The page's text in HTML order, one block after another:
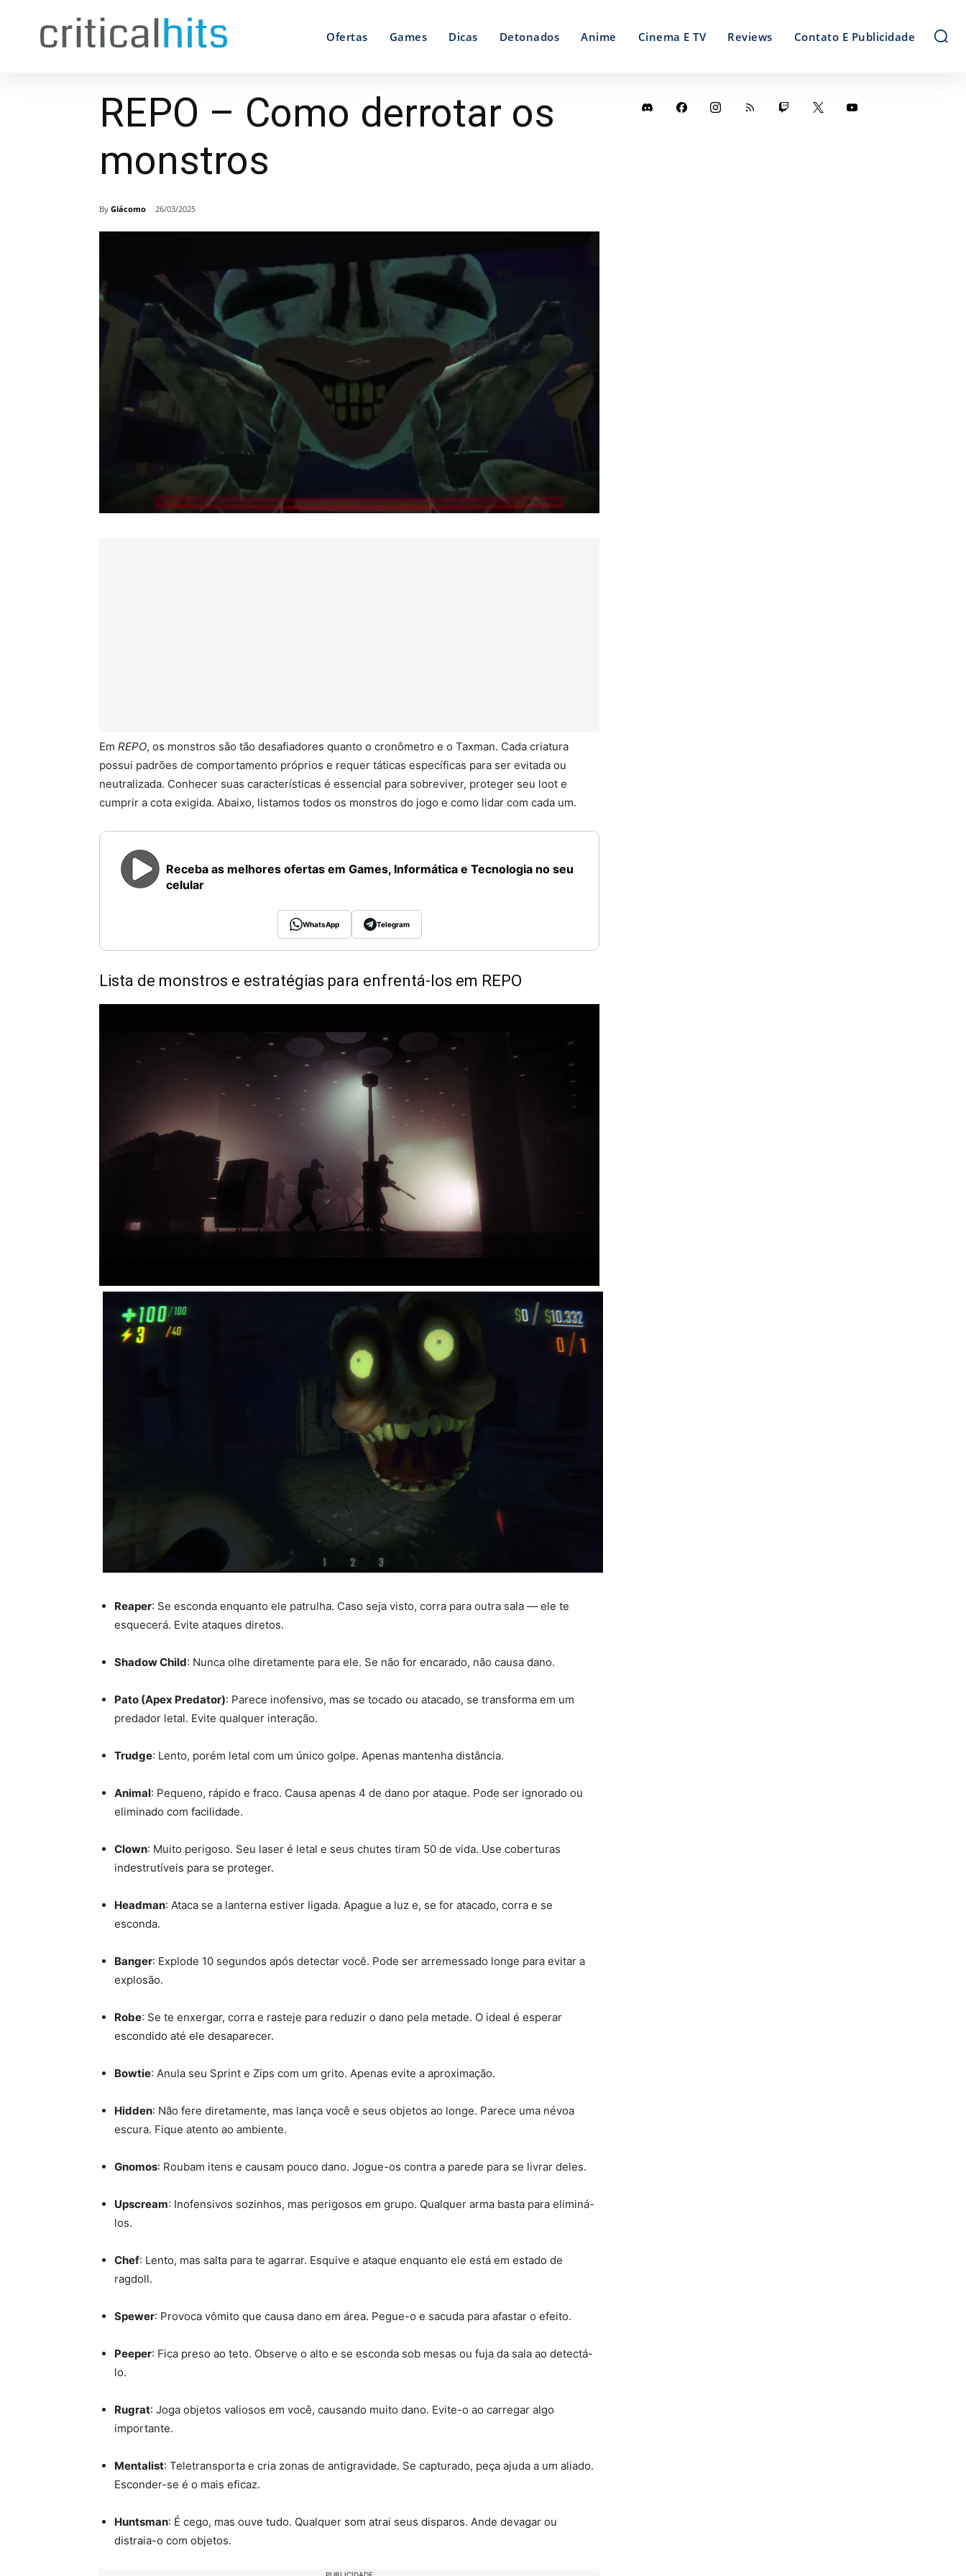
Ofertas Games Dicas Detonados Anime Cinema E TV Reviews Contato E Publicidade
REPO – Como derrotar os
monstros
By Giácomo 26/03/2025
Em REPO, os monstros são tão desafiadores quanto o cronômetro e o Taxman. Cada criatura
possui padrões de comportamento próprios e requer táticas específicas para ser evitada ou
neutralizada. Conhecer suas características é essencial para sobreviver, proteger seu loot e
cumprir a cota exigida. Abaixo, listamos todos os monstros do jogo e como lidar com cada um.
Receba as melhores ofertas em Games, Informática e Tecnologia no seu
celular
WhatsApp Telegram
Lista de monstros e estratégias para enfrentá-los em REPO
Reaper: Se esconda enquanto ele patrulha. Caso seja visto, corra para outra sala — ele te
esquecerá. Evite ataques diretos.
Shadow Child: Nunca olhe diretamente para ele. Se não for encarado, não causa dano.
Pato (Apex Predator): Parece inofensivo, mas se tocado ou atacado, se transforma em um
predador letal. Evite qualquer interação.
Trudge: Lento, porém letal com um único golpe. Apenas mantenha distância.
Animal: Pequeno, rápido e fraco. Causa apenas 4 de dano por ataque. Pode ser ignorado ou
eliminado com facilidade.
Clown: Muito perigoso. Seu laser é letal e seus chutes tiram 50 de vida. Use coberturas
indestrutíveis para se proteger.
Headman: Ataca se a lanterna estiver ligada. Apague a luz e, se for atacado, corra e se
esconda.
Banger: Explode 10 segundos após detectar você. Pode ser arremessado longe para evitar a
explosão.
Robe: Se te enxergar, corra e rasteje para reduzir o dano pela metade. O ideal é esperar
escondido até ele desaparecer.
Bowtie: Anula seu Sprint e Zips com um grito. Apenas evite a aproximação.
Hidden: Não fere diretamente, mas lança você e seus objetos ao longe. Parece uma névoa
escura. Fique atento ao ambiente.
Gnomos: Roubam itens e causam pouco dano. Jogue-os contra a parede para se livrar deles.
Upscream: Inofensivos sozinhos, mas perigosos em grupo. Qualquer arma basta para eliminá-
los.
Chef: Lento, mas salta para te agarrar. Esquive e ataque enquanto ele está em estado de
ragdoll.
Spewer: Provoca vômito que causa dano em área. Pegue-o e sacuda para afastar o efeito.
Peeper: Fica preso ao teto. Observe o alto e se esconda sob mesas ou fuja da sala ao detectá-
lo.
Rugrat: Joga objetos valiosos em você, causando muito dano. Evite-o ao carregar algo
importante.
Mentalist: Teletransporta e cria zonas de antigravidade. Se capturado, peça ajuda a um aliado.
Esconder-se é o mais eficaz.
Huntsman: É cego, mas ouve tudo. Qualquer som atrai seus disparos. Ande devagar ou
distraia-o com objetos.